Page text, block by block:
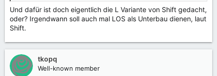
Und dafür ist doch eigentlich die L Variante von Shift gedacht,
oder? Irgendwann soll auch mal LOS als Unterbau dienen, laut
Shift.
tkopq
Well-known member